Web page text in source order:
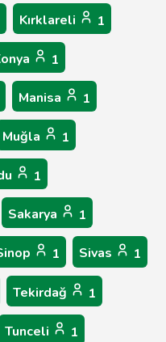
Kırklareli 1
1
Manisa 1
Muğla 1
1
Sakarya 1
1 Sivas 1
Tekirdağ 1
Tunceli 1